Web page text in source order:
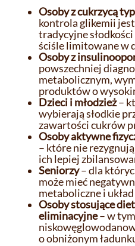
Osoby z cukrzycą
kontrola glikemii
tradycyjne
ściśle limitowane w
Osoby z
powszechniej
metabolicznym,
produktów o
Dzieci i młodzież–
wybierają słodkie
zawartości cukrów
Osoby aktywne
– które nie rezygnują
ich lepiej
Seniorzy– dla
może mieć
metaboliczne i
Osoby stosujące
eliminacyjne– w
o obniżonym